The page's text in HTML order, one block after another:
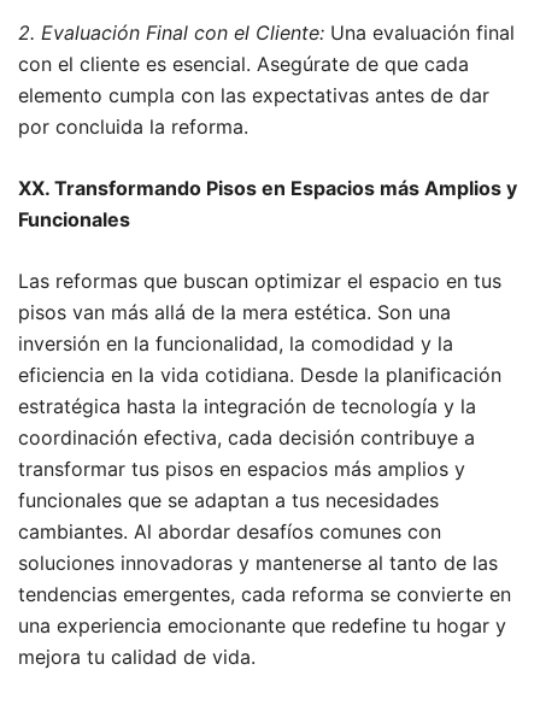
2. Evaluación Final con el Cliente: Una evaluación final
con el cliente es esencial. Asegúrate de que cada
elemento cumpla con las expectativas antes de dar
por concluida la reforma.
XX. Transformando Pisos en Espacios más Amplios y
Funcionales
Las reformas que buscan optimizar el espacio en tus
pisos van más allá de la mera estética. Son una
inversión en la funcionalidad, la comodidad y la
eficiencia en la vida cotidiana. Desde la planificación
estratégica hasta la integración de tecnología y la
coordinación efectiva, cada decisión contribuye a
transformar tus pisos en espacios más amplios y
funcionales que se adaptan a tus necesidades
cambiantes. Al abordar desafíos comunes con
soluciones innovadoras y mantenerse al tanto de las
tendencias emergentes, cada reforma se convierte en
una experiencia emocionante que redefine tu hogar y
mejora tu calidad de vida.